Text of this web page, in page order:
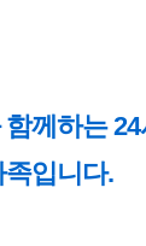
께하는
입니다.